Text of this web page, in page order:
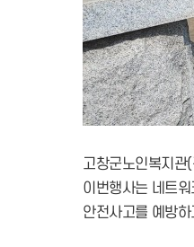
고창군노인복지
이번행사는 네트
안전사고를 예방